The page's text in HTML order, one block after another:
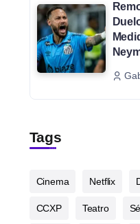
Tags
Cinema Netflix
CCXP Teatro